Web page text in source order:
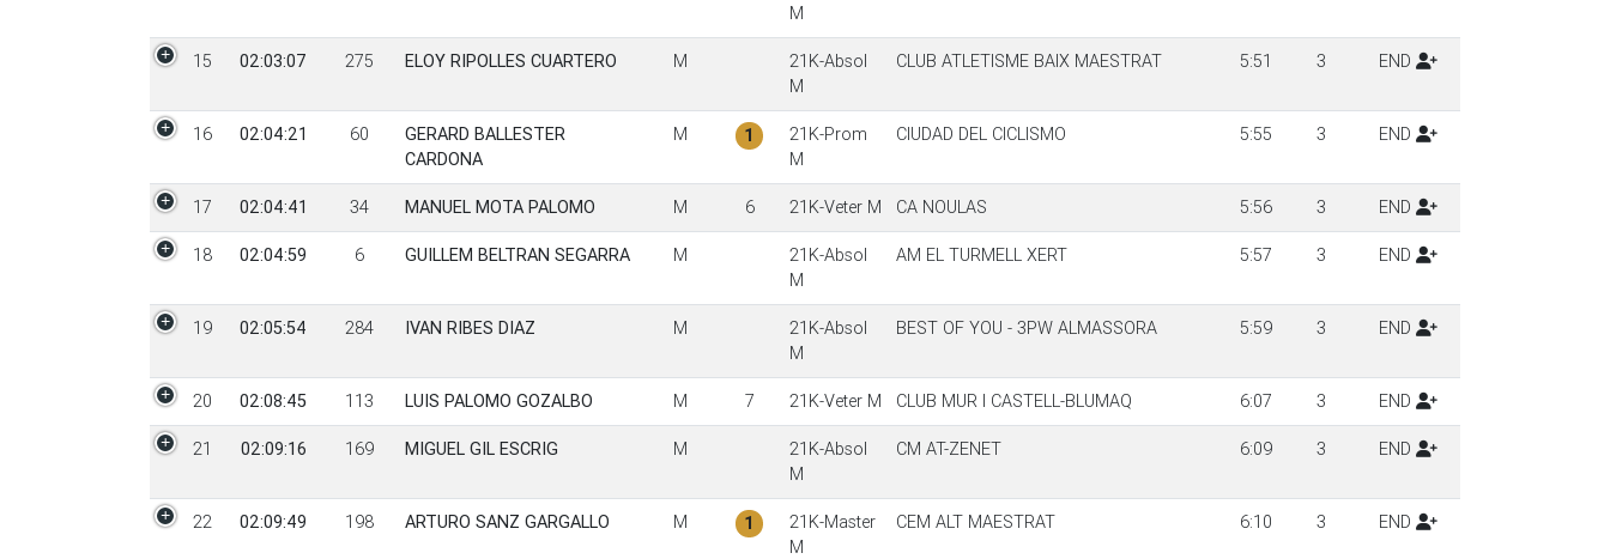
M
15 02:03:07 275 ELOY RIPOLLES CUARTERO M
21K-Absol
M
CLUB ATLETISME BAIX MAESTRAT 5:51 3 END
16 02:04:21 60
GERARD BALLESTER
CARDONA
M 1
21K-Prom
M
CIUDAD DEL CICLISMO 5:55 3 END
17 02:04:41 34 MANUEL MOTA PALOMO M 6 21K-Veter M CA NOULAS 5:56 3 END
18 02:04:59 6 GUILLEM BELTRAN SEGARRA M
21K-Absol
M
AM EL TURMELL XERT 5:57 3 END
19 02:05:54 284 IVAN RIBES DIAZ M
21K-Absol
M
BEST OF YOU - 3PW ALMASSORA 5:59 3 END
20 02:08:45 113 LUIS PALOMO GOZALBO M 7 21K-Veter M CLUB MUR I CASTELL-BLUMAQ 6:07 3 END
21 02:09:16 169 MIGUEL GIL ESCRIG M
21K-Absol
M
CM AT-ZENET 6:09 3 END
22 02:09:49 198 ARTURO SANZ GARGALLO M 1
21K-Master
M
CEM ALT MAESTRAT 6:10 3 END